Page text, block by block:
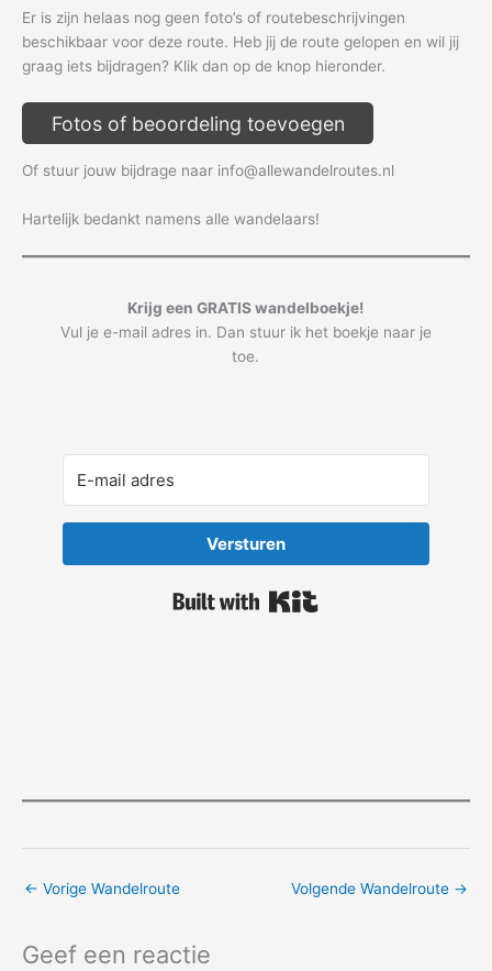
Er is zijn helaas nog geen foto’s of routebeschrijvingen
beschikbaar voor deze route. Heb jij de route gelopen en wil jij
graag iets bijdragen? Klik dan op de knop hieronder.
Fotos of beoordeling toevoegen
Of stuur jouw bijdrage naar info@allewandelroutes.nl
Hartelijk bedankt namens alle wandelaars!
Krijg een GRATIS wandelboekje!
Vul je e-mail adres in. Dan stuur ik het boekje naar je
toe.
Versturen
← Vorige Wandelroute Volgende Wandelroute →
Geef een reactie